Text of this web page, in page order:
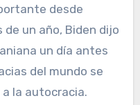
desde
de un año, Biden dijo
un día antes
del mundo se
la autocracia.